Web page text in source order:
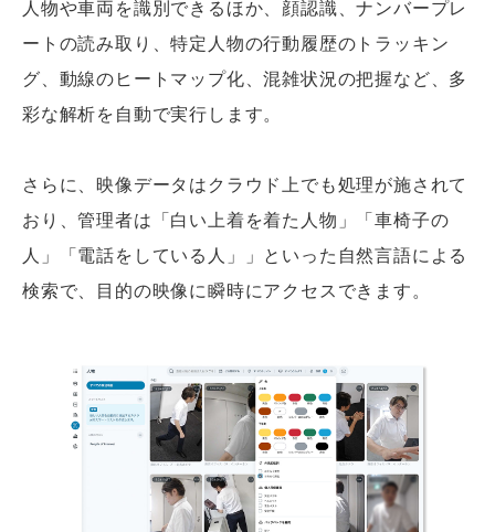
人物や車両を識別できるほか、顔認識、ナンバープレ
ートの読み取り、特定人物の行動履歴のトラッキン
グ、動線のヒートマップ化、混雑状況の把握など、多
彩な解析を自動で実行します。
さらに、映像データはクラウド上でも処理が施されて
おり、管理者は「白い上着を着た人物」「車椅子の
人」「電話をしている人」」といった自然言語による
検索で、目的の映像に瞬時にアクセスできます。